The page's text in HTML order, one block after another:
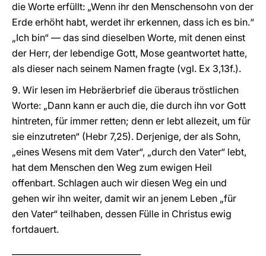
die Worte erfüllt: „Wenn ihr den Menschensohn von der
Erde erhöht habt, werdet ihr erkennen, dass ich es bin.“
„Ich bin“ — das sind dieselben Worte, mit denen einst
der Herr, der lebendige Gott, Mose geantwortet hatte,
als dieser nach seinem Namen fragte (vgl. Ex 3,13f.).
9. Wir lesen im Hebräerbrief die überaus tröstlichen
Worte: „Dann kann er auch die, die durch ihn vor Gott
hintreten, für immer retten; denn er lebt allezeit, um für
sie einzutreten“ (Hebr 7,25). Derjenige, der als Sohn,
„eines Wesens mit dem Vater“, „durch den Vater“ lebt,
hat dem Menschen den Weg zum ewigen Heil
offenbart. Schlagen auch wir diesen Weg ein und
gehen wir ihn weiter, damit wir an jenem Leben „für
den Vater“ teilhaben, dessen Fülle in Christus ewig
fortdauert.